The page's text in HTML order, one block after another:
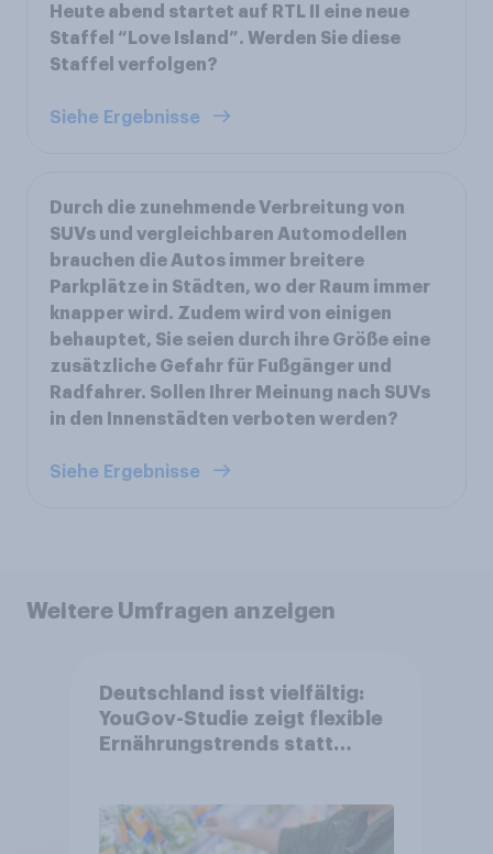
Heute abend startet auf RTL II eine neue
Staffel “Love Island”. Werden Sie diese
Staffel verfolgen?
Siehe Ergebnisse
Durch die zunehmende Verbreitung von
SUVs und vergleichbaren Automodellen
brauchen die Autos immer breitere
Parkplätze in Städten, wo der Raum immer
knapper wird. Zudem wird von einigen
behauptet, Sie seien durch ihre Größe eine
zusätzliche Gefahr für Fußgänger und
Radfahrer. Sollen Ihrer Meinung nach SUVs
in den Innenstädten verboten werden?
Siehe Ergebnisse
Weitere Umfragen anzeigen
Deutschland isst vielfältig:
YouGov-Studie zeigt flexible
Ernährungstrends statt